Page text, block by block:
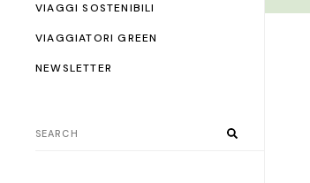
VIAGGI SOSTENIBILI
VIAGGIATORI GREEN
NEWSLETTER